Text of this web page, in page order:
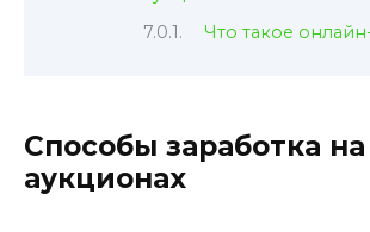
Что такое
Способы заработка
аукционах